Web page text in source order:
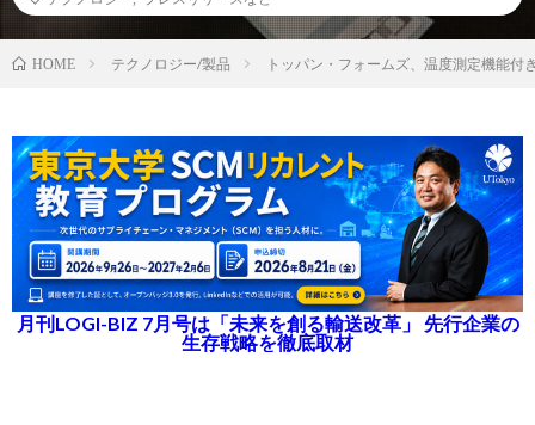
HOME テクノロジー/製品 トッパン・フォームズ、温度測定機能付
月刊LOGI-BIZ 7月号は「未来を創る輸送改革」 先行企業の
生存戦略を徹底取材